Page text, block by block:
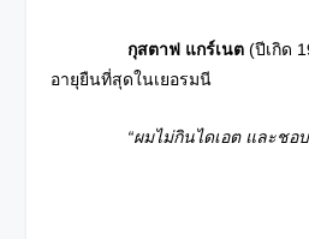
กุสตาฟ แกร์เนต (ปีเกิด
อายุยืนที่สุดในเยอรมนี
“ผมไม่กินไดเอต และชอ